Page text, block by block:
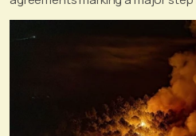
Cyprus electricity link